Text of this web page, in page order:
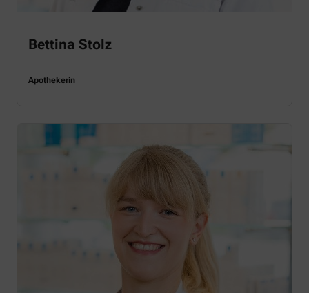
Bettina Stolz
Apothekerin